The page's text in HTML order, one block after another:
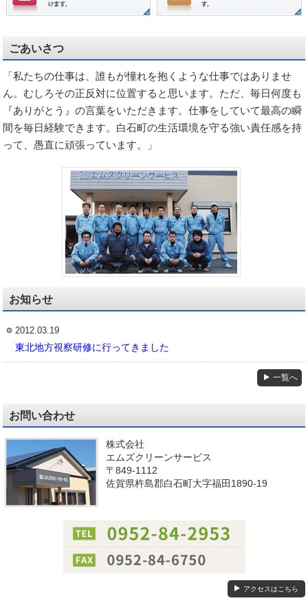
ごあいさつ
「私たちの仕事は、誰もが憧れを抱くような仕事ではありませ
ん。むしろその正反対に位置すると思います。ただ、毎日何度も
『ありがとう』の言葉をいただきます。仕事をしていて最高の瞬
間を毎日経験できます。白石町の生活環境を守る強い責任感を持
って、愚直に頑張っています。」
お知らせ
2012.03.19
東北地方視察研修に行ってきました
一覧へ
お問い合わせ
株式会社
エムズクリーンサービス
〒849-1112
佐賀県杵島郡白石町大字福田1890-19
アクセスはこちら